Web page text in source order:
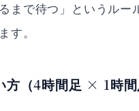
まで待つ」というルー
す。
方（4時間足 × 1時間